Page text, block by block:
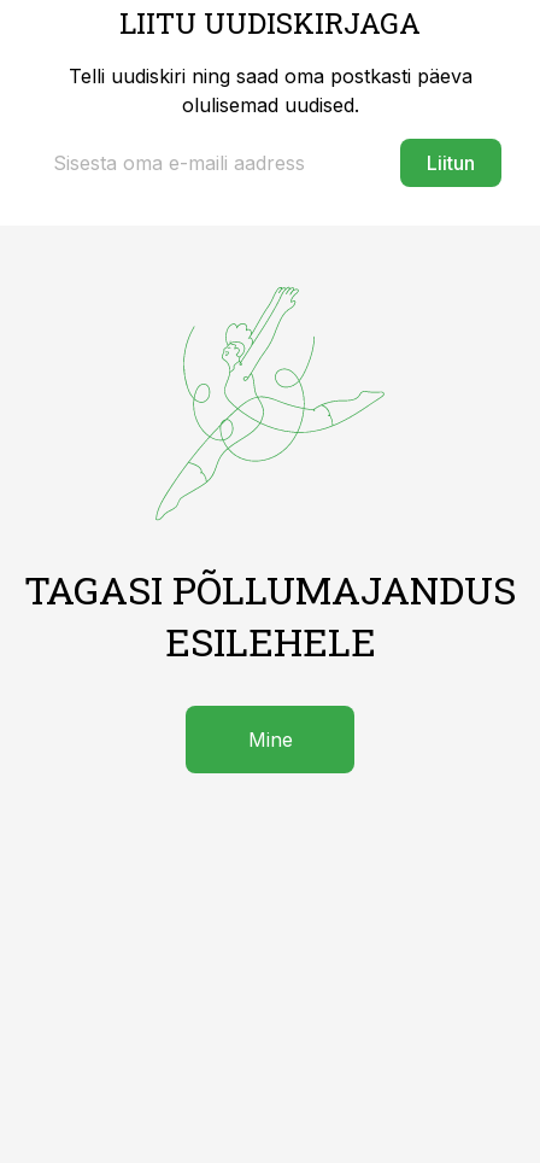
LIITU UUDISKIRJAGA
Telli uudiskiri ning saad oma postkasti päeva
olulisemad uudised.
Liitun
TAGASI PÕLLUMAJANDUS
ESILEHELE
Mine